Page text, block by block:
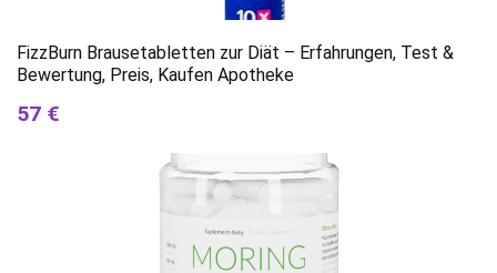
FizzBurn Brausetabletten zur Diät – Erfahrungen, Test &
Bewertung, Preis, Kaufen Apotheke
57 €